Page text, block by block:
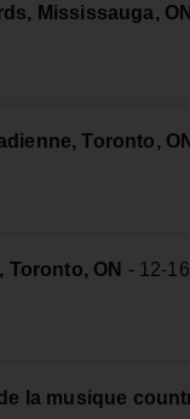
Mississauga, ON
Toronto, ON
ON - 12-
la musique